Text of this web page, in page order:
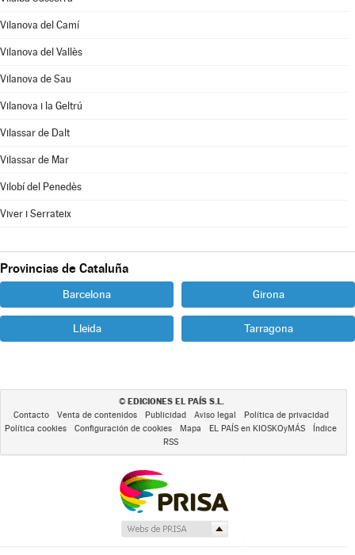
Vilanova del Camí
Vilanova del Vallès
Vilanova de Sau
Vilanova i la Geltrú
Vilassar de Dalt
Vilassar de Mar
Vilobí del Penedès
Viver i Serrateix
Provincias de Cataluña
Barcelona Girona
Lleida Tarragona
© EDICIONES EL PAÍS S.L.
Contacto Venta de contenidos Publicidad Aviso legal
Política de privacidad
Política cookies
Configuración de cookies Mapa EL PAÍS en KIOSKOyMÁS
Índice
RSS